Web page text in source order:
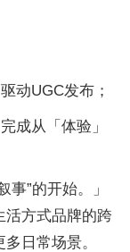
动UGC发布；
成从「体验」
事”的开始。」
活方式品牌的跨
日常场景。